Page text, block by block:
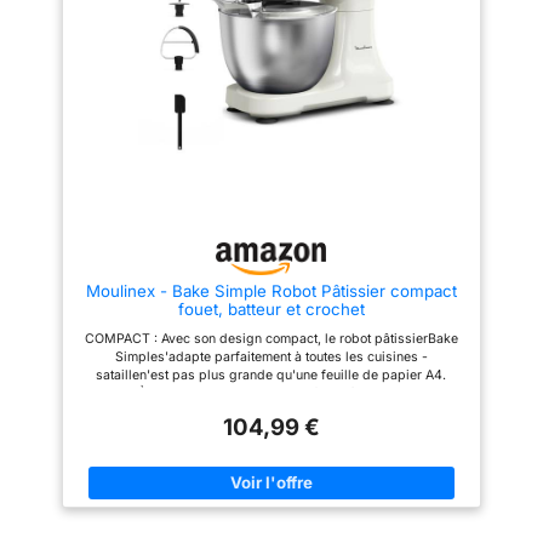
permet de peser directement
les ingrédients dans le bol. La
fonction de bol chauffant
réglable de 25 à 45°C favorise
la levée des pâtes et facilite la
préparation du pain et des
pizza avec mélange planétaire
un mode HOOK dédié au
pétrissage intensif, il fonctionne
parfaitement comme machine à
pétrir la pâte, pétrin pâte à pain
en verre, hachoir à viande et
découpe-légumes inclus: Le
blender en verre 1,5L avec 6
smoothies, soupes, sauces et
préparations maison. Ce robot
comprend aussi un poussoir à
légumes et un accessoire pour
8 à 10 pour la crème fouettée.
Veuillez arrêter l’appareil avant
de changer de vitesse Bol
grande capacité : Notre robot
pâtissier professionnel est
équipé d’un bol spacieux en
prochain grand repas Facile à
inclinable s’arrête
automatiquement lorsqu’on la
ou de retirer facilement les
accessoires de mixage. Il suffit
de tourner et de soulever le bol
accessoires, y compris le bol,
le crochet et la tige, sont en
alimentaire et passent au lave-
vaisselle Utilisation polyvalente
en cuisine : des cuisines
Moulinex - Bake Simple Robot Pâtissier compact
fouet, batteur et crochet
COMPACT : Avec son design compact, le robot pâtissierBake
Simples'adapte parfaitement à toutes les cuisines -
sataillen'est pas plus grande qu'une feuille de papier A4.
FACILE À UTILISER : Un seul bouton facile à utiliser pour 12
en matière de pâtisserie. S'ADAPTE ATOUS VOS BESOINS EN
batteur pour les gâteaux et un crochet pétrinpour les brioches
et les pâtes brisées. FACILE À RANGER : Sa taille compacte
facilite le rangement - idéal pour toute cuisine, du comptoir au
104,99 €